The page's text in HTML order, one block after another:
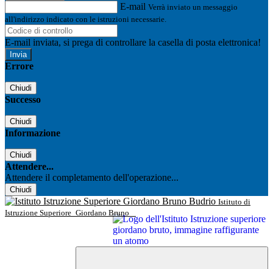
E-mail Verrà inviato un messaggio
all'indirizzo indicato con le istruzioni necessarie.
E-mail inviata, si prega di controllare la casella di posta elettronica!
Errore
Chiudi
Successo
Chiudi
Informazione
Chiudi
Attendere...
Attendere il completamento dell'operazione...
Chiudi
Istituto di
Istruzione Superiore Giordano Bruno